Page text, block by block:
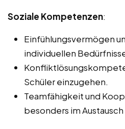
Soziale Kompetenzen:
Einfühlungsvermögen
individuellen
Schüler einzugehen.
Teamfähigkeit und
besonders im